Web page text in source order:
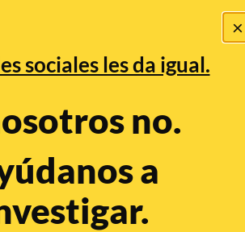
×
sociales les da igual.
no.
a
Bulos
PREBUNKING
nos
sin importar la
This content has NOT yet been